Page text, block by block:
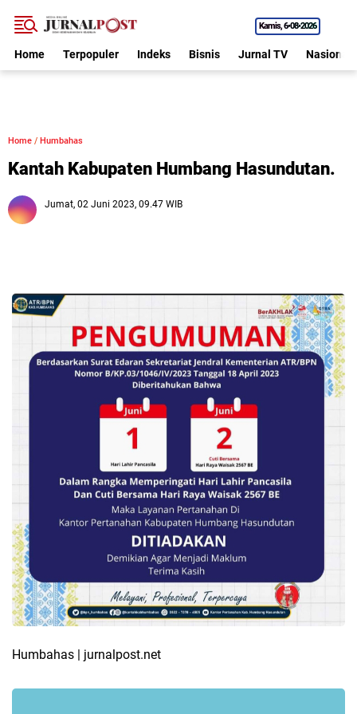
Kamis 6•08•2026
Home Terpopuler Indeks Bisnis Jurnal TV Nasional
Home / Humbahas
Kantah Kabupaten Humbang Hasundutan.
Jumat, 02 Juni 2023, 09.47 WIB
Humbahas | jurnalpost.net